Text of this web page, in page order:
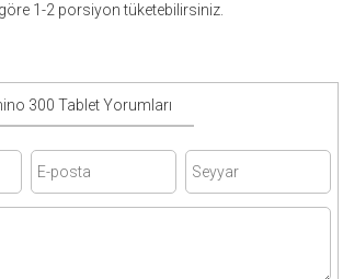
1-2 porsiyon tüketebilirsiniz.
300 Tablet Yorumları